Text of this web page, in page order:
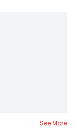
See More